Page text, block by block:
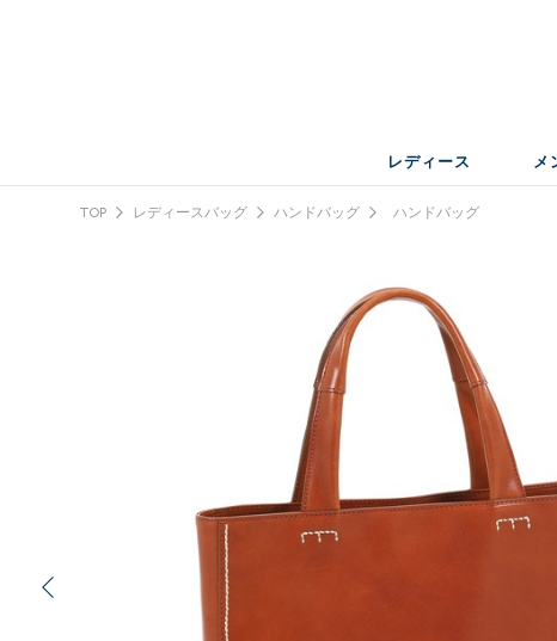
レディース メ
TOP レディースバッグ ハンドバッグ ハンドバッグ